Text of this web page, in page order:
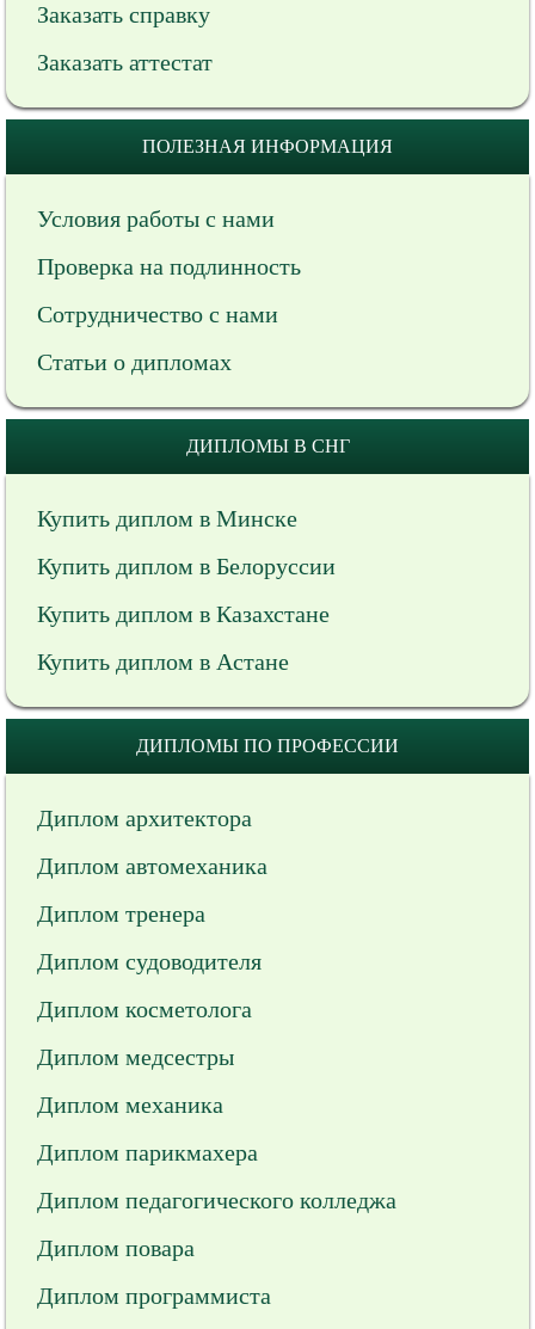
Заказать справку
Заказать аттестат
ПОЛЕЗНАЯ ИНФОРМАЦИЯ
Условия работы с нами
Проверка на подлинность
Сотрудничество с нами
Статьи о дипломах
ДИПЛОМЫ В СНГ
Купить диплом в Минске
Купить диплом в Белоруссии
Купить диплом в Казахстане
Купить диплом в Астане
ДИПЛОМЫ ПО ПРОФЕССИИ
Диплом архитектора
Диплом автомеханика
Диплом тренера
Диплом судоводителя
Диплом косметолога
Диплом медсестры
Диплом механика
Диплом парикмахера
Диплом педагогического колледжа
Диплом повара
Диплом программиста